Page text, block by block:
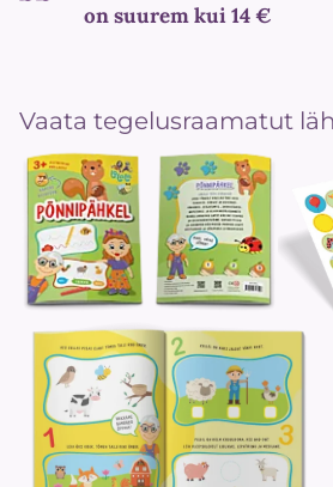
Vaata tegelusraamatut
on suurem